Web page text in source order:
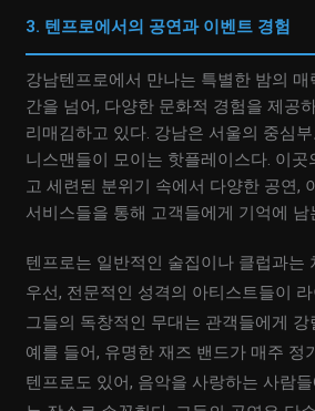
3. 텐프로에서의 공연과 이벤트 경험
강남텐프로에서 만나는 특별한 밤의
간을 넘어, 다양한 문화적 경험을 제공
리매김하고 있다. 강남은 서울의 중심
니스맨들이 모이는 핫플레이스다. 이곳
고 세련된 분위기 속에서 다양한 공연,
서비스들을 통해 고객들에게 기억에 남
텐프로는 일반적인 술집이나 클럽과는
우선, 전문적인 성격의 아티스트들이
그들의 독창적인 무대는 관객들에게 강
예를 들어, 유명한 재즈 밴드가 매주 정
텐프로도 있어, 음악을 사랑하는 사람